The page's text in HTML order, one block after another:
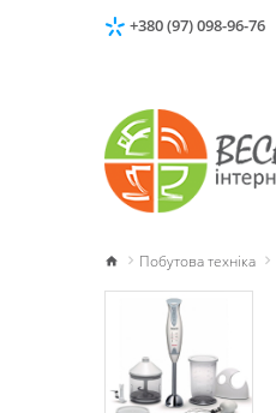
+380 (97) 098-96-76
Побутова техніка